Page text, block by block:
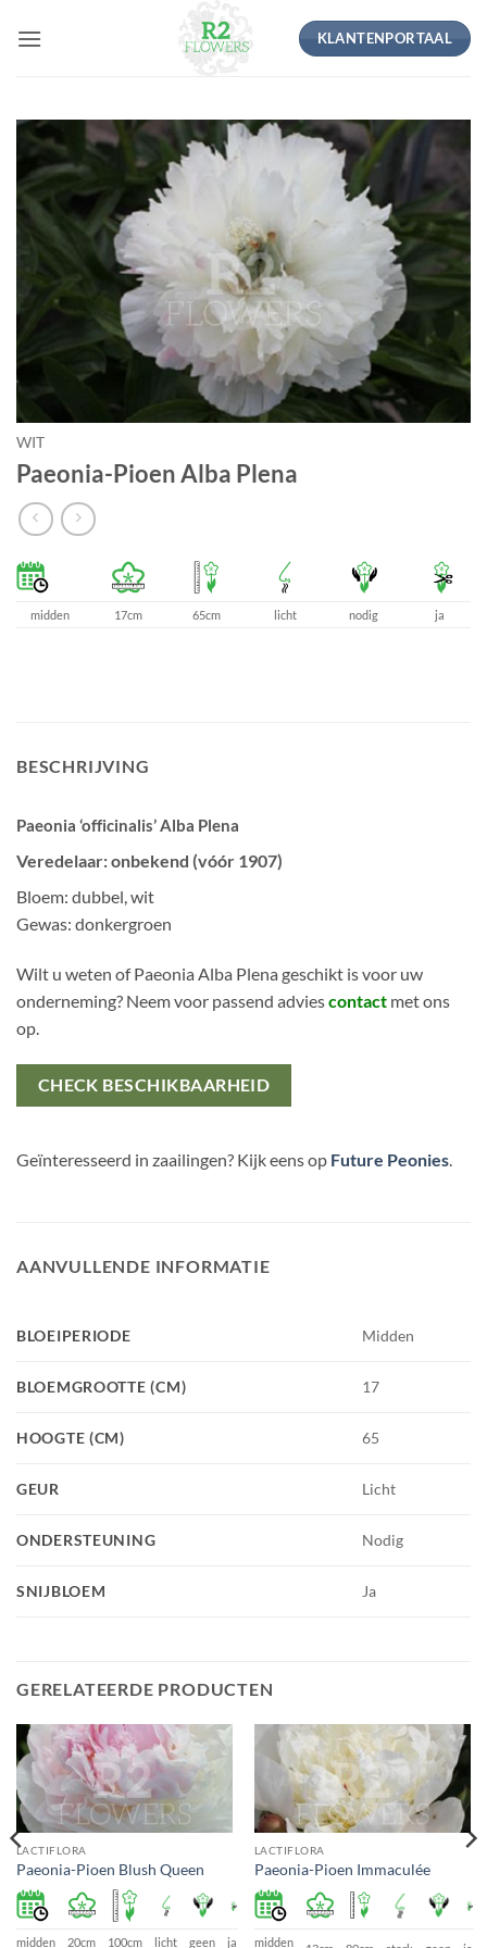
naar
KLANTENPORTAAL
WIT
Paeonia-Pioen Alba Plena
midden 17cm 65cm licht nodig ja
BESCHRIJVING
Paeonia ‘officinalis’ Alba Plena
Veredelaar: onbekend (vóór 1907)
Bloem: dubbel, wit
Gewas: donkergroen
Wilt u weten of Paeonia Alba Plena geschikt is voor uw
onderneming? Neem voor passend adviescontact met ons
op.
CHECK BESCHIKBAARHEID
Geïnteresseerd in zaailingen? Kijk eens op Future Peonies.
AANVULLENDE INFORMATIE
BLOEIPERIODE Midden
BLOEMGROOTTE (CM) 17
HOOGTE (CM) 65
GEUR Licht
ONDERSTEUNING Nodig
SNIJBLOEM Ja
GERELATEERDE PRODUCTEN
LACTIFLORA
Paeonia-Pioen Blush Queen
midden 20cm 100cm licht geen ja
LACTIFLORA
Paeonia-Pioen Immaculée
midden